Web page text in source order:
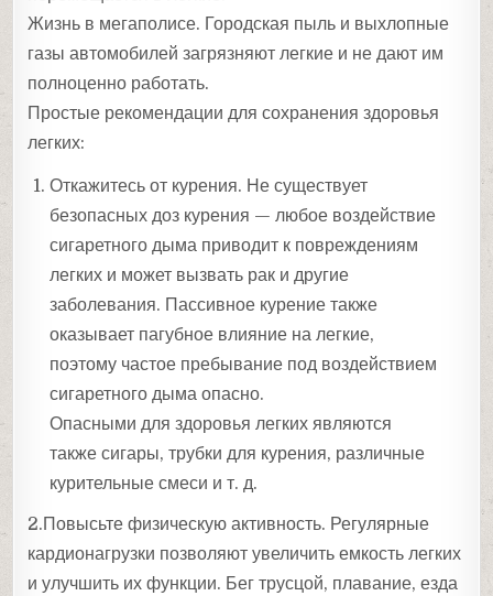
Жизнь в мегаполисе. Городская пыль и выхлопные
газы автомобилей загрязняют легкие и не дают им
полноценно работать.
Простые рекомендации для сохранения здоровья
легких:
Откажитесь от курения. Не существует
безопасных доз курения — любое воздействие
сигаретного дыма приводит к повреждениям
легких и может вызвать рак и другие
заболевания. Пассивное курение также
оказывает пагубное влияние на легкие,
поэтому частое пребывание под воздействием
сигаретного дыма опасно.
Опасными для здоровья легких являются
также сигары, трубки для курения, различные
курительные смеси и т. д.
2.Повысьте физическую активность. Регулярные
кардионагрузки позволяют увеличить емкость легких
и улучшить их функции. Бег трусцой, плавание, езда